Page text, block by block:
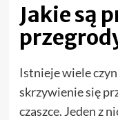
Jakie są
Istnieje wiele
skrzywienie się
czaszce. Jeden z